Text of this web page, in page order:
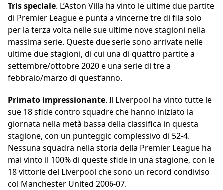
Tris speciale. L’Aston Villa ha vinto le ultime due partite
di Premier League e punta a vincerne tre di fila solo
per la terza volta nelle sue ultime nove stagioni nella
massima serie. Queste due serie sono arrivate nelle
ultime due stagioni, di cui una di quattro partite a
settembre/ottobre 2020 e una serie di tre a
febbraio/marzo di quest’anno.
Primato impressionante. Il Liverpool ha vinto tutte le
sue 18 sfide contro squadre che hanno iniziato la
giornata nella metà bassa della classifica in questa
stagione, con un punteggio complessivo di 52-4.
Nessuna squadra nella storia della Premier League ha
mai vinto il 100% di queste sfide in una stagione, con le
18 vittorie del Liverpool che sono un record condiviso
col Manchester United 2006-07.